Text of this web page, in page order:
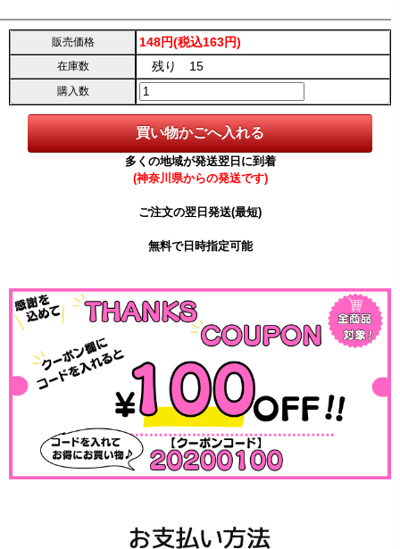
販売価格 148円(税込163円)
在庫数 残り 15
購入数
多くの地域が発送翌日に到着
(神奈川県からの発送です)
ご注文の翌日発送(最短)
無料で日時指定可能